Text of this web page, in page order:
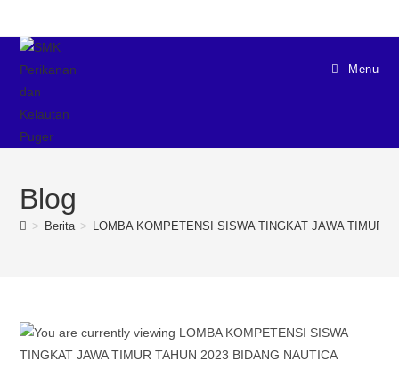
Menu
Blog
> Berita > LOMBA KOMPETENSI SISWA TINGKAT JAWA TIMUR